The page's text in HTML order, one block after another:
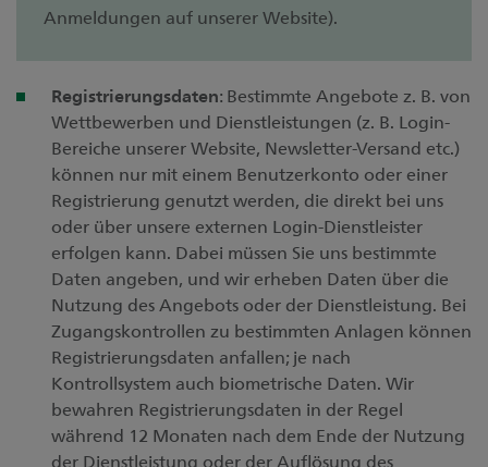
Anmeldungen auf unserer Website).
Registrierungsdaten: Bestimmte Angebote z. B. von
Wettbewerben und Dienstleistungen (z. B. Login-
Bereiche unserer Website, Newsletter-Versand etc.)
können nur mit einem Benutzerkonto oder einer
Registrierung genutzt werden, die direkt bei uns
oder über unsere externen Login-Dienstleister
erfolgen kann. Dabei müssen Sie uns bestimmte
Daten angeben, und wir erheben Daten über die
Nutzung des Angebots oder der Dienstleistung. Bei
Zugangskontrollen zu bestimmten Anlagen können
Registrierungsdaten anfallen; je nach
Kontrollsystem auch biometrische Daten. Wir
bewahren Registrierungsdaten in der Regel
während 12 Monaten nach dem Ende der Nutzung
der Dienstleistung oder der Auflösung des